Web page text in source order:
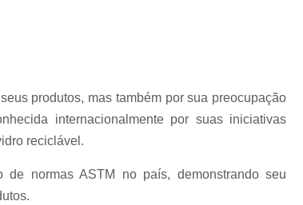
Calibração de Equipamentos para Medição
Calibração Acreditada Certificado Rbc
Certificado Rbc Acreditação do Laboratório
Certificado Rbc de Centros de Pesquisas
produtos, mas também por sua preocupação
internacionalmente por suas iniciativas
reciclável.
normas ASTM no país, demonstrando seu